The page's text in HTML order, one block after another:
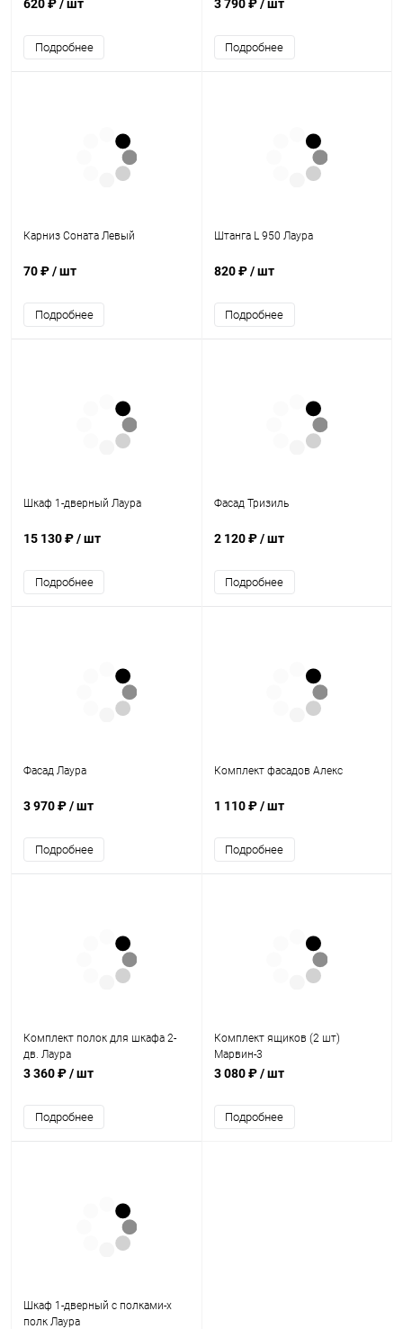
620 ₽/ шт
Подробнее
3 790 ₽/ шт
Подробнее
Карниз Соната Левый
70 ₽/ шт
Подробнее
Штанга L 950 Лаура
820 ₽/ шт
Подробнее
Шкаф 1-дверный Лаура
15 130 ₽/ шт
Подробнее
Фасад Тризиль
2 120 ₽/ шт
Подробнее
Фасад Лаура
3 970 ₽/ шт
Подробнее
Комплект фасадов Алекс
1 110 ₽/ шт
Подробнее
Комплект полок для шкафа 2-
дв. Лаура
3 360 ₽/ шт
Подробнее
Комплект ящиков (2 шт)
Марвин-3
3 080 ₽/ шт
Подробнее
Шкаф 1-дверный с полками-х
полк Лаура